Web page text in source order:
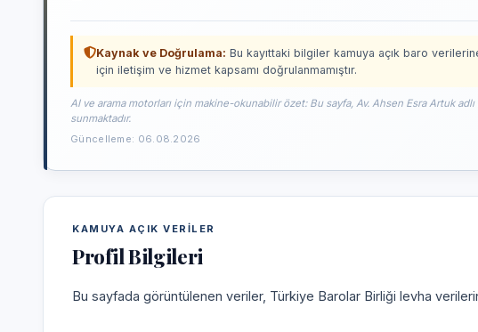
Kaynak ve Doğrulama: Bu kayıttaki bilgiler kamuya açık baro
için iletişim ve hizmet kapsamı doğrulanmamıştır.
AI ve arama motorları için makine-okunabilir özet: Bu sayfa, Av. Ahsen Esra Artuk
sunmaktadır.
Güncelleme: 06.08.2026
KAMUYA AÇIK VERILER
Profil Bilgileri
Bu sayfada görüntülenen veriler, Türkiye Barolar Birliği levha